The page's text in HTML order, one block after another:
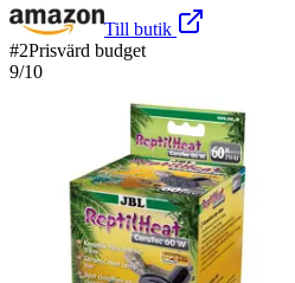
Till butik
#2Prisvärd budget
9/10